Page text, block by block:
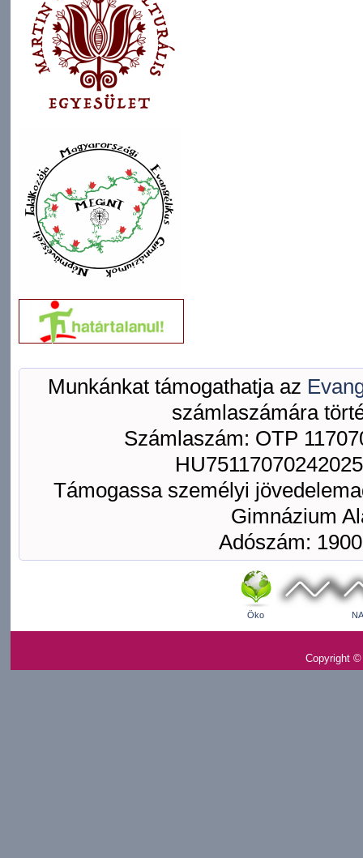
Munkánkat támogathatja az
számlaszámára
Számlaszám: OTP
Támogassa személyi
Gimnázium
Adószám:
Öko
Copyright